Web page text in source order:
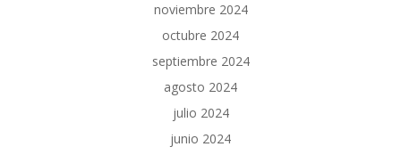
noviembre 2024
octubre 2024
septiembre 2024
agosto 2024
julio 2024
junio 2024